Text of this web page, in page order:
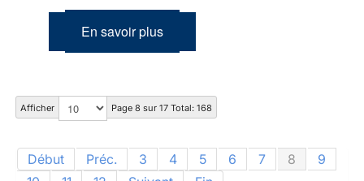
En savoir plus
Afficher Page 8 sur 17 Total: 168
Début Préc. 3 4 5 6 7 8
9